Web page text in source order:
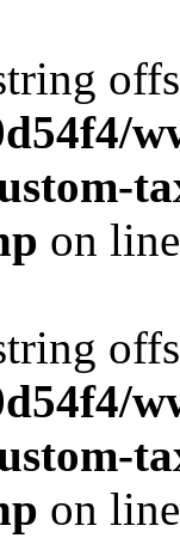
on
on